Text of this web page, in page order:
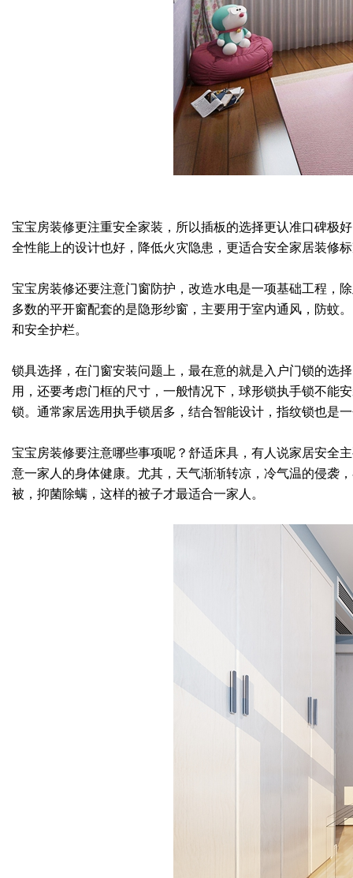
宝宝房装修更注重安全家装，所以插板的选择更认准口碑极
全性能上的设计也好，降低火灾隐患，更适合安全家居装修
宝宝房装修还要注意门窗防护，改造水电是一项基础工程，
多数的平开窗配套的是隐形纱窗，主要用于室内通风，防蚊
和安全护栏。
锁具选择，在门窗安装问题上，最在意的就是入户门锁的选
用，还要考虑门框的尺寸，一般情况下，球形锁执手锁不能
锁。通常家居选用执手锁居多，结合智能设计，指纹锁也是
宝宝房装修要注意哪些事项呢？舒适床具，有人说家居安全
意一家人的身体健康。尤其，天气渐渐转凉，冷气温的侵袭
被，抑菌除螨，这样的被子才最适合一家人。